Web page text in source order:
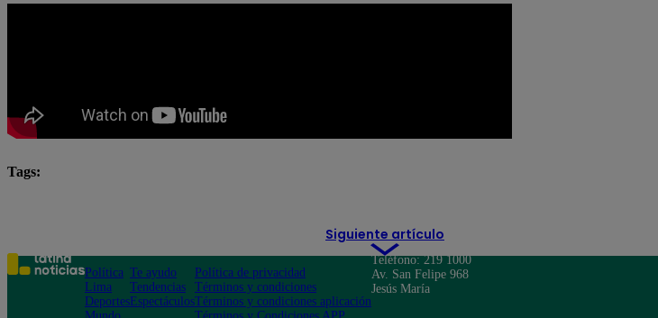
Tags:
Siguiente artículo
Política
Lima
Deportes
Te ayudo
Tendencias
Espectáculos
Política de privacidad
Términos y condiciones
Términos y condiciones aplicación
Teléfono: 219 1000
Av. San Felipe 968
Jesús María